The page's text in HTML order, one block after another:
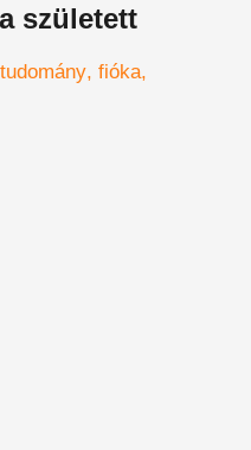
született
tudomány fióka